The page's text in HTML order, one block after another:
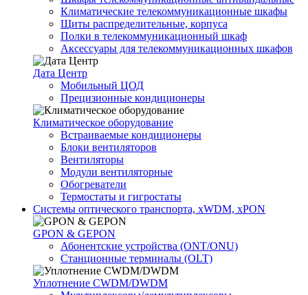
Климатические телекоммуникационные шкафы
Щиты распределительные, корпуса
Полки в телекоммуникационный шкаф
Аксессуары для телекоммуникационных шкафов
Дата Центр
Мобильный ЦОД
Прецизионные кондиционеры
Климатичeское оборудование
Встраиваемые кондиционеры
Блоки вентиляторов
Вентиляторы
Модули вентиляторные
Обогреватели
Термостаты и гигростаты
Системы оптического транспорта, xWDM, xPON
GPON & GEPON
Абонентские устройства (ONT/ONU)
Станционные терминалы (OLT)
Уплотнение CWDM/DWDM